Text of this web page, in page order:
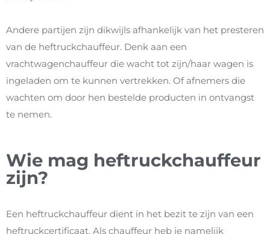
Andere partijen zijn dikwijls afhankelijk van het presteren
van de heftruckchauffeur. Denk aan een
vrachtwagenchauffeur die wacht tot zijn/haar wagen is
ingeladen om te kunnen vertrekken. Of afnemers die
wachten om door hen bestelde producten in ontvangst
te nemen.
Wie mag heftruckchauffeur
zijn?
Een heftruckchauffeur dient in het bezit te zijn van een
heftruckcertificaat. Als chauffeur heb je namelijk